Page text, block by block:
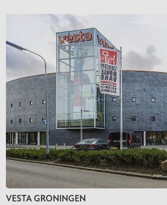
VESTA GRONINGEN